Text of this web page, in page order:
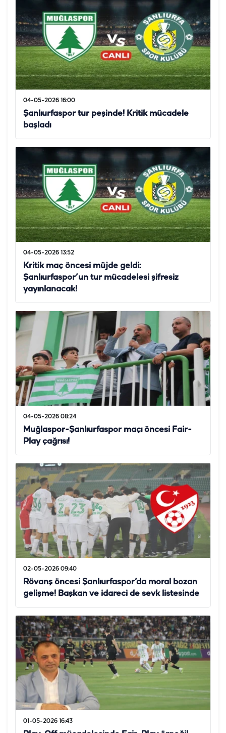
04-05-2026 16:00
Şanlıurfaspor tur peşinde! Kritik mücadele
başladı
04-05-2026 13:52
Kritik maç öncesi müjde geldi:
Şanlıurfaspor’un tur mücadelesi şifresiz
yayınlanacak!
04-05-2026 08:24
Muğlaspor-Şanlıurfaspor maçı öncesi Fair-
Play çağrısı!
02-05-2026 09:40
Rövanş öncesi Şanlıurfaspor’da moral bozan
gelişme! Başkan ve idareci de sevk listesinde
01-05-2026 16:43